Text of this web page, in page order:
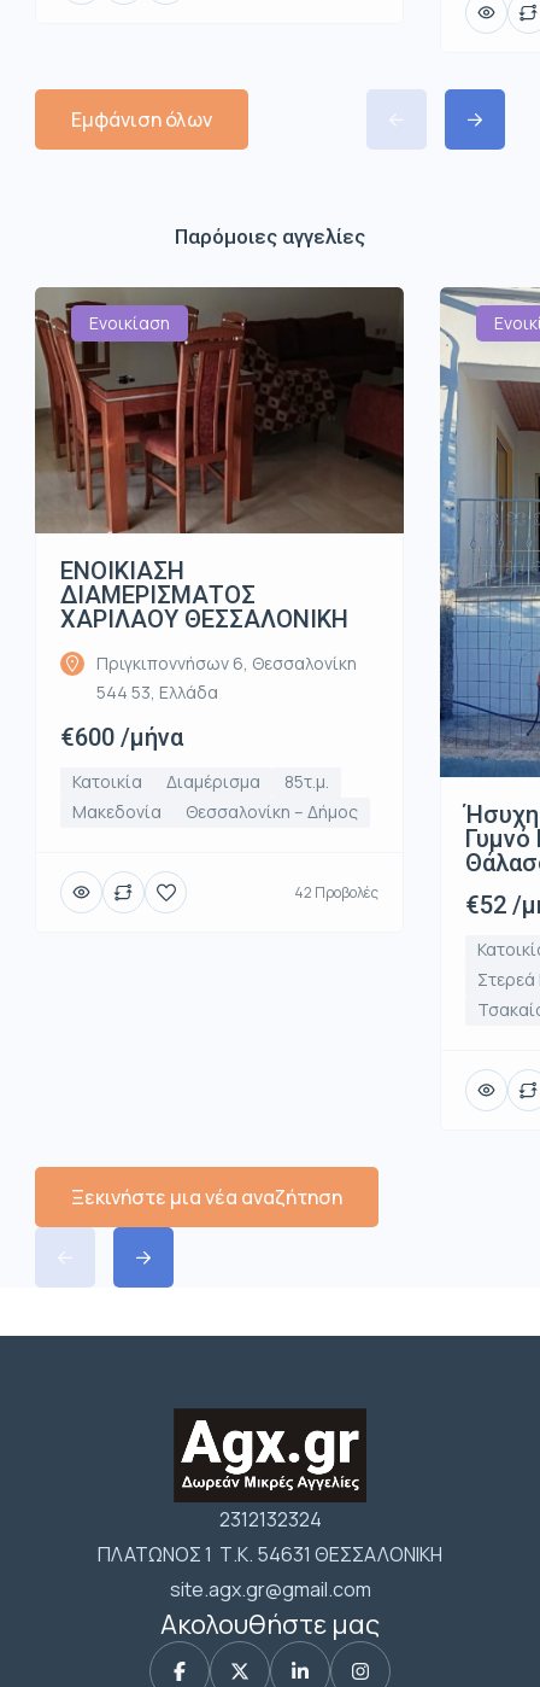
Εμφάνιση όλων
Παρόμοιες αγγελίες
Ενοικίαση
ΕΝΟΙΚΙΑΣΗ
ΔΙΑΜΕΡΙΣΜΑΤΟΣ
ΧΑΡΙΛΑΟΥ ΘΕΣΣΑΛΟΝΙΚΗ
Πριγκιποννήσων 6, Θεσσαλονίκη
544 53, Ελλάδα
€600 /μήνα
Κατοικία Διαμέρισμα
85τ.μ.
Μακεδονία
Θεσσαλονίκη – Δήμος
42 Προβολές
Γυμνό
€52 /
Ξεκινήστε μια νέα αναζήτηση
2312132324
ΠΛΑΤΩΝΟΣ 1 Τ.Κ. 54631 ΘΕΣΣΑΛΟΝΙΚΗ
site.agx.gr@gmail.com
Ακολουθήστε μας